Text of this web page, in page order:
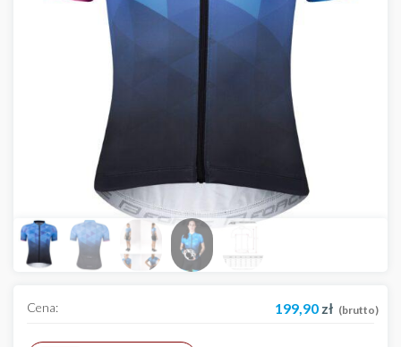
Cena: 199,90 zł (brutto)